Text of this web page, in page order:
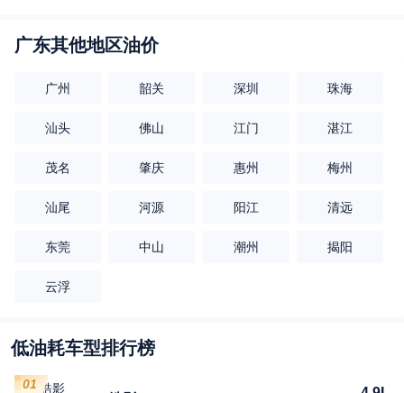
广东其他地区油价
广州 韶关 深圳 珠海
汕头 佛山 江门 湛江
茂名 肇庆 惠州 梅州
汕尾 河源 阳江 清远
东莞 中山 潮州 揭阳
云浮
低油耗车型排行榜
01